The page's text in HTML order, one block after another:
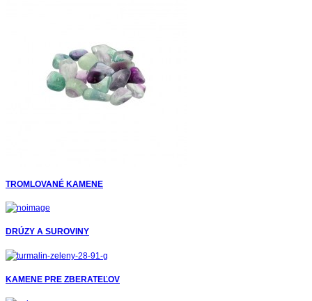
TROMLOVANÉ KAMENE
DRÚZY A SUROVINY
KAMENE PRE ZBERATEĽOV